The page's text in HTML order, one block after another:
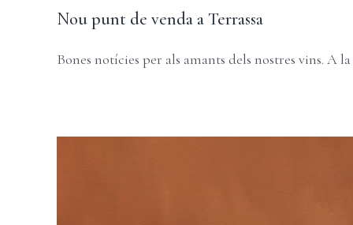
Nou punt de venda a Terrassa
Bones notícies per als amants dels nostres vins. A la